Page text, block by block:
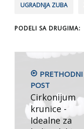
UGRADNJA ZUBA
PODELI SA DRUGIMA:
PRETHODNI
POST
Cirkonijum
krunice -
Idealne za